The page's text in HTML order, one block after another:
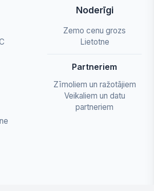
Noderīgi
Zemo cenu grozs
Lietotne
Partneriem
Zīmoliem un ražotājiem
Veikaliem un datu
partneriem